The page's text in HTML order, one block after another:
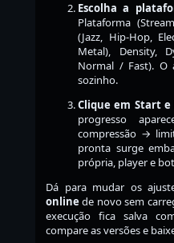
Escolha a
Plataforma
(Jazz, Hip-Hop,
Metal), Density,
Normal / Fast). O
sozinho.
Clique em Start
progresso
compressão →
pronta surge
própria, player e
Dá para mudar os
online de novo sem
execução fica salva
compare as versões e